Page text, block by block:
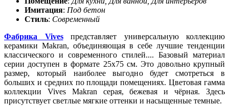
Имитация: Под бетон
Стиль: Современный
Фабрика Vivesпредставляет универсальную коллекцию
керамики Makran, объединяющая в себе лучшие тенденции
классического и современного стилей.... Базовый материал
серии доступен в формате 25x75 см. Это довольно крупный
размер, который наиболее выгодно будет смотреться в
больших и средних по площади помещениях. Цветовая гамма
коллекции Vives Makran серая, бежевая и чёрная. Здесь
присутствует светлые мягкие оттенки и насыщенные темные.